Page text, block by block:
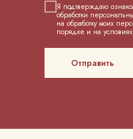
Я подтверждаю
обработки
на обработку моих
порядке и на
Отправить